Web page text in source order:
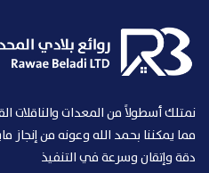
نمتلك أسطولاً من المعدات والناقلات
مما يمكننا بحمد الله وعونه من إنجاز
دقة وإتقان وسرعة في التنفيذ